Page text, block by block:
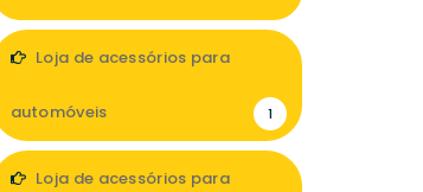
Loja de acessórios para
automóveis 1
Loja de acessórios para